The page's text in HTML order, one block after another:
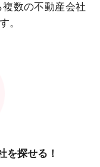
数の不動産会社
。
を探せる！